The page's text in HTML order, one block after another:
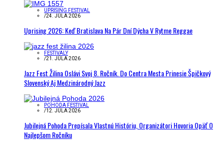
UPRISING FESTIVAL
/24. JÚLA 2026
Uprising 2026: Keď Bratislava Na Pár Dní Dýcha V Rytme Reggae
FESTIVALY
/21. JÚLA 2026
Jazz Fest Žilina Oslávi Svoj 8. Ročník. Do Centra Mesta Prinesie Špičkový
Slovenský Aj Medzinárodný Jazz
POHODA FESTIVAL
/12. JÚLA 2026
Jubilejná Pohoda Prepísala Vlastnú Históriu, Organizátori Hovoria Opäť O
Najlepšom Ročníku